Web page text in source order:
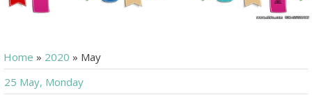
Home » 2020 » May
25 May, Monday